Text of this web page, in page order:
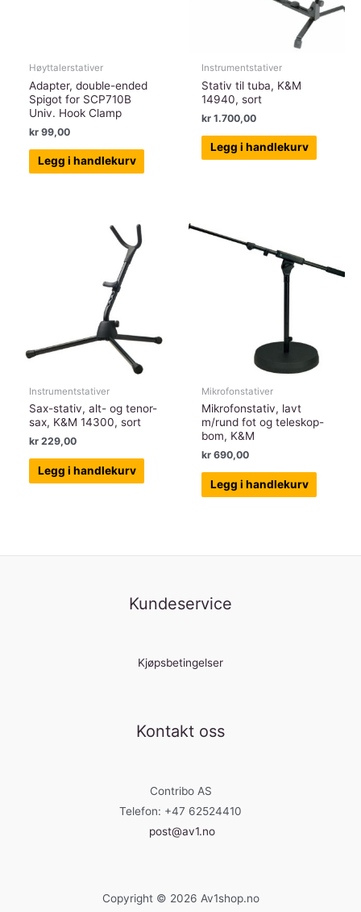
Høyttalerstativer
Adapter, double-ended
Spigot for SCP710B
Univ. Hook Clamp
kr 99,00
Legg i handlekurv
Instrumentstativer
Stativ til tuba, K&M
14940, sort
kr 1.700,00
Legg i handlekurv
Instrumentstativer
Sax-stativ, alt- og tenor-
sax, K&M 14300, sort
kr 229,00
Legg i handlekurv
Mikrofonstativer
Mikrofonstativ, lavt
m/rund fot og teleskop-
bom, K&M
kr 690,00
Legg i handlekurv
Kundeservice
Kjøpsbetingelser
Kontakt oss
Contribo AS
Telefon: +47 62524410
post@av1.no
Copyright © 2026 Av1shop.no